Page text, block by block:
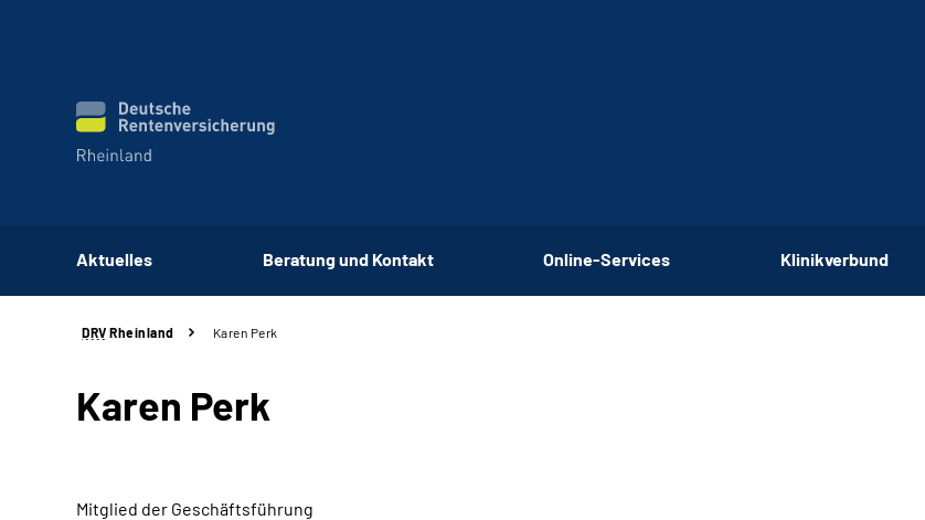
Aktuelles Beratung und Kontakt Online-Services Klinikverbund
DRV Rheinland Karen Perk
Karen Perk
Mitglied der Geschäftsführung